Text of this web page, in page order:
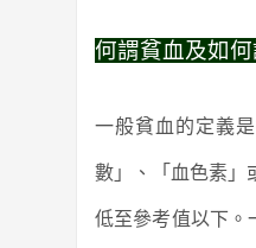
何謂貧血及如
一般貧血的定義
數」、「血色素」
低至參考值以下。